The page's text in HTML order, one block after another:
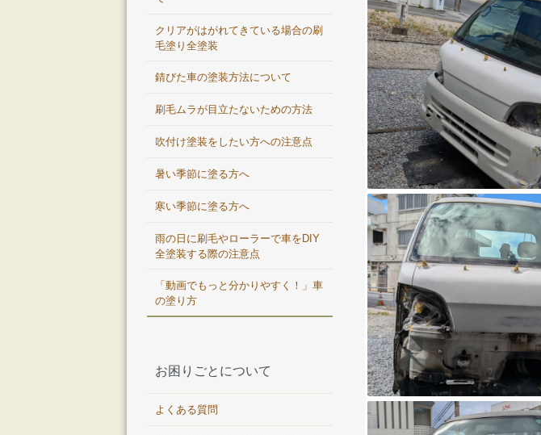
クリアがはがれてきている場合の刷
毛塗り全塗装
錆びた車の塗装方法について
刷毛ムラが目立たないための方法
吹付け塗装をしたい方への注意点
暑い季節に塗る方へ
寒い季節に塗る方へ
雨の日に刷毛やローラーで車をDIY
全塗装する際の注意点
「動画でもっと分かりやすく！」車
の塗り方
お困りごとについて
よくある質問